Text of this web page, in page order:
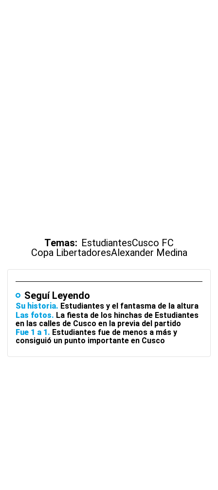
Temas: EstudiantesCusco FC
Copa LibertadoresAlexander Medina
Seguí Leyendo
Su historia Estudiantes y el fantasma de la altura
Las fotos La fiesta de los hinchas de Estudiantes
en las calles de Cusco en la previa del partido
Fue 1 a 1
Estudiantes fue de menos a más y
consiguió un punto importante en Cusco